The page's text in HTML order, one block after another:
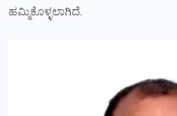
ಹಮ್ಮಿಕೊಳ್ಳಲಾಗಿದೆ.